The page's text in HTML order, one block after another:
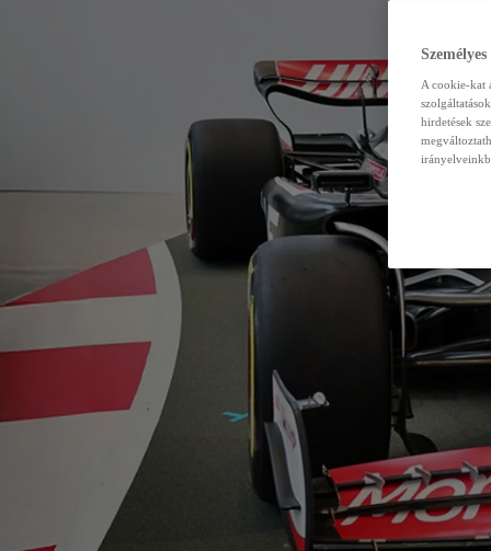
A cookie-kat
hirdetések